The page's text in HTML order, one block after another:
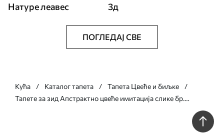
Натуре леавес 3д
ПОГЛЕДАЈ СВЕ
Кућа Каталог тапета
Тапета Цвеће и биљке
Тапете за зид Апстрактно цвеће имитација слике бр.